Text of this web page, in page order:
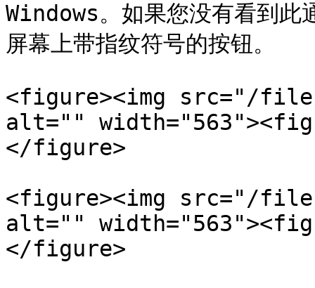
Windows。如果您没有看到
屏幕上带指纹符号的按钮。
<figure><img src="/files/
alt=""
</figure>
<figure><img src="/files/
alt=""
</figure>